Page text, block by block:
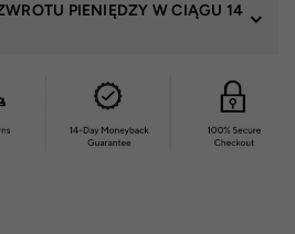
PIENIĘDZY W CIĄGU 14